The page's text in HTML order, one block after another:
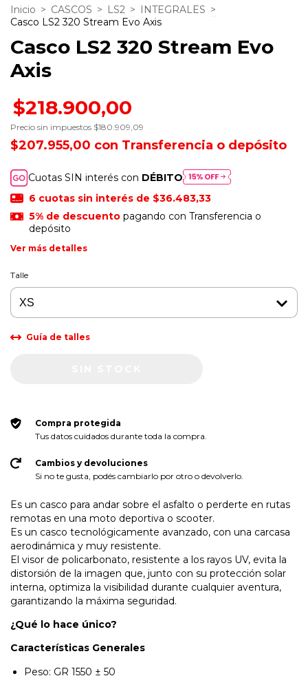
Inicio > CASCOS > LS2 > INTEGRALES >
Casco LS2 320 Stream Evo Axis
Casco LS2 320 Stream Evo
Axis
$218.900,00
Precio sin impuestos $180.909,09
$207.955,00 con Transferencia o depósito
Cuotas SIN interés con DÉBITO
6 cuotas sin interés de $36.483,33
5% de descuentopagando con Transferencia o
depósito
Ver más detalles
Talle
Guía de talles
Compra protegida
Tus datos cuidados durante toda la compra.
Cambios y devoluciones
Si no te gusta, podés cambiarlo por otro o devolverlo.
Es un casco para andar sobre el asfalto o perderte en rutas
remotas en una moto deportiva o scooter.
Es un casco tecnológicamente avanzado, con una carcasa
aerodinámica y muy resistente.
El visor de policarbonato, resistente a los rayos UV, evita la
distorsión de la imagen que, junto con su protección solar
interna, optimiza la visibilidad durante cualquier aventura,
garantizando la máxima seguridad.
¿Qué lo hace único?
Características Generales
Peso: GR 1550 ± 50